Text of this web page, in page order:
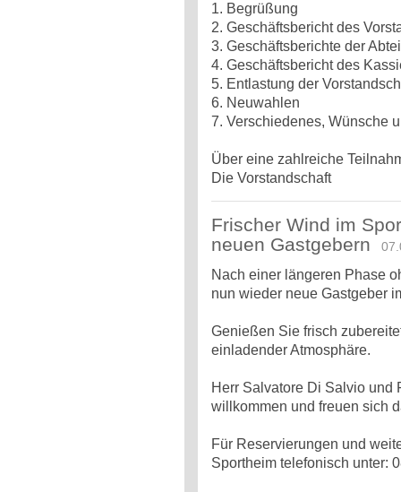
1. Begrüßung
2. Geschäftsbericht des
3. Geschäftsberichte der
4. Geschäftsbericht des
5. Entlastung der
6. Neuwahlen
7. Verschiedenes, Wünsche
Über eine zahlreiche
Die Vorstandschaft
Frischer Wind im
neuen Gastgebern
Nach einer längeren Phase
nun wieder neue Gastgeber
Genießen Sie frisch
einladender Atmosphäre.
Herr Salvatore Di Salvio und
willkommen und freuen sich
Für Reservierungen und
Sportheim telefonisch unter: